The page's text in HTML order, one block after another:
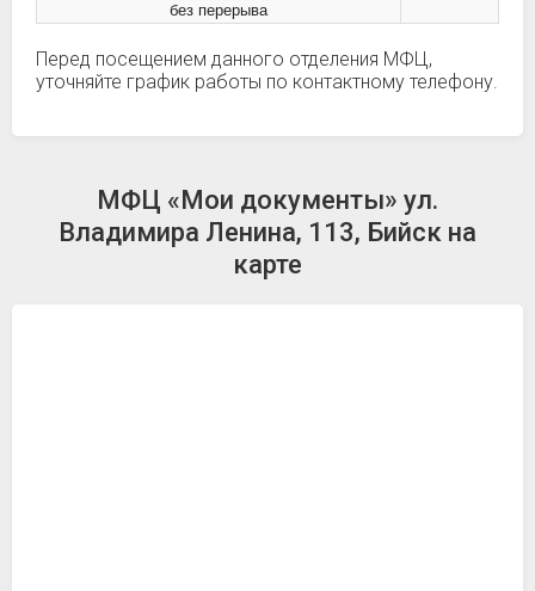
без перерыва
Перед посещением данного отделения МФЦ,
уточняйте график работы по контактному телефону.
МФЦ «Мои документы» ул.
Владимира Ленина, 113, Бийск на
карте